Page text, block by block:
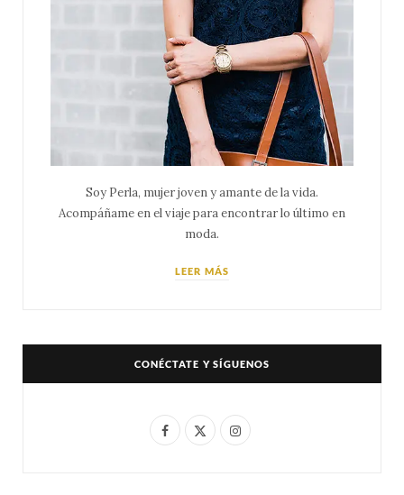
Soy Perla, mujer joven y amante de la vida.
Acompáñame en el viaje para encontrar lo último en
moda.
LEER MÁS
CONÉCTATE Y SÍGUENOS
F
X
I